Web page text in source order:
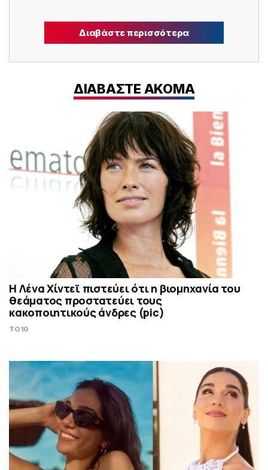
Διαβάστε περισσότερα
ΔΙΑΒΑΣΤΕ ΑΚΟΜΑ
Η Λένα Χίντεϊ πιστεύει ότι η βιομηχανία του
θεάματος προστατεύει τους
κακοποιητικούς άνδρες (pic)
TO10